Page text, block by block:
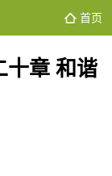
首页
十章 和谐